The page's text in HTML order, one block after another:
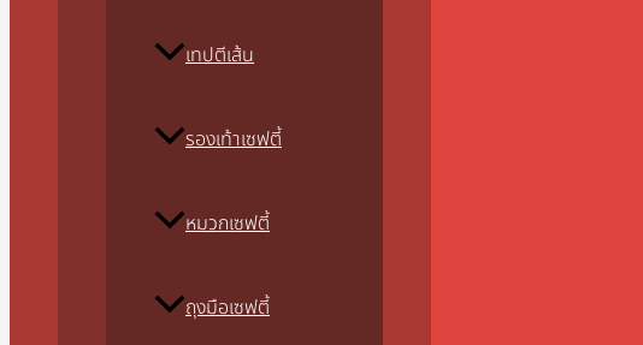
เทปตีเส้น
รองเท้าเซฟตี้
หมวกเซฟตี้
ถุงมือเซฟตี้